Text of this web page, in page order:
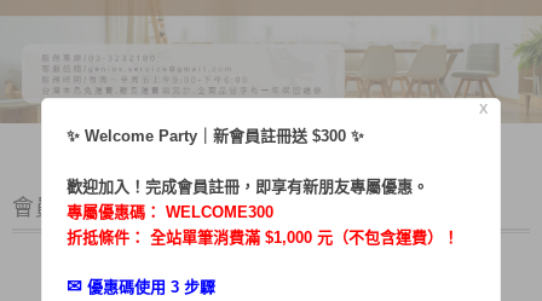
會員登入
X
✨ Welcome Party｜新會員註冊送 $300 ✨
歡迎加入！完成會員註冊，即享有新朋友專屬優惠。
專屬優惠碼： WELCOME300
折抵條件： 全站單筆消費滿 $1,000 元（不包含運費）！
✉︎ 優惠碼使用 3 步驟